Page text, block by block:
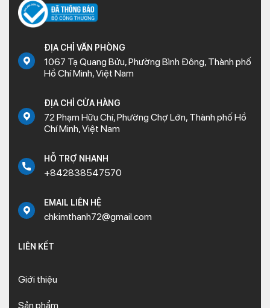
ĐỊA CHỈ VĂN PHÒNG
1067 Tạ Quang Bửu, Phường Bình Đông, Thành phố
Hồ Chí Minh, Việt Nam
ĐỊA CHỈ CỬA HÀNG
72 Phạm Hữu Chí, Phường Chợ Lớn, Thành phố Hồ
Chí Minh, Việt Nam
HỖ TRỢ NHANH
+842838547570
EMAIL LIÊN HỆ
chkimthanh72@gmail.com
LIÊN KẾT
Giới thiệu
Sản phẩm